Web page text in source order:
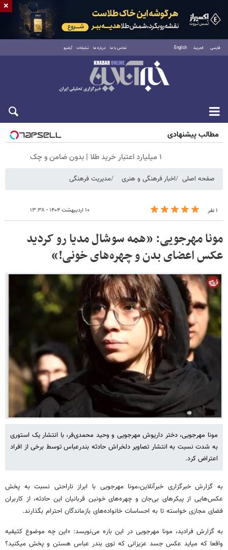
فارسی العربية English تماس با ما درباره ما تبلیغات آرشیو
شنبه ۱۷ مرداد ۱۴۰۵
مطالب پیشنهادی
۱ میلیارد اعتبار خرید طلا | بدون ضامن و چک
صفحه اصلی اخبار فرهنگی و هنری مدیریت فرهنگی
۱ نفر ۱۰ اردیبهشت ۱۴۰۴ - ۱۳:۳۸
مونا مهرجویی: «همه سوشال مدیا رو کردید
عکس اعضای بدن و چهره‌های خونی!»
مونا مهرجویی، دختر داریوش مهرجویی و وحید محمدی‌فر، با انتشار یک استوری
به شدت نسبت به انتشار تصاویر دلخراش حادثه بندرعباس توسط برخی از افراد
اعتراض کرد.
به گزارش خبرگزاری خبرآنلاین،مونا مهرجویی با ابراز ناراحتی نسبت به پخش
عکس‌هایی از پیکرهای بی‌جان و چهره‌های خونین قربانیان این حادثه، از کاربران
فضای مجازی خواسته تا به احساسات خانواده‌های بازماندگان احترام بگذارند.
به گزارش فرادید، مونا مهرجویی در این باره می‌نویسد: «این چه موضوع کثیفیه
واقعا که میاید عکس جسد عزیزانی که توی بندر عباس هستن و پخش میکنید؟
×